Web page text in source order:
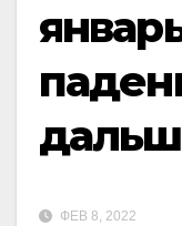
ФЕВ 8, 2022